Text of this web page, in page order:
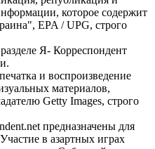
которое содержит
EPA / UPG, строго
Я- Корреспондент
и воспроизведение
материалов,
Getty Images, строго
предназначены для
в азартных играх